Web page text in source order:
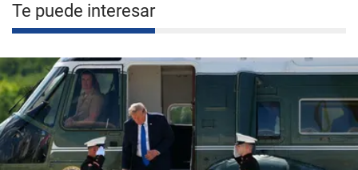
Te puede interesar